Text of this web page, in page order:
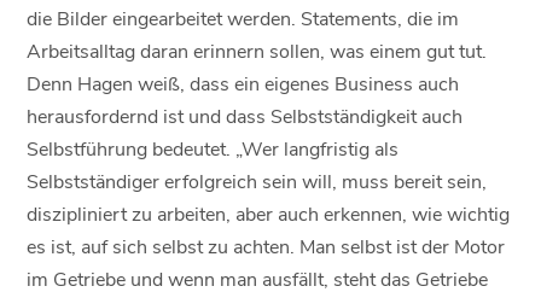
die Bilder eingearbeitet werden. Statements, die im
Arbeitsalltag daran erinnern sollen, was einem gut tut.
Denn Hagen weiß, dass ein eigenes Business auch
herausfordernd ist und dass Selbstständigkeit auch
Selbstführung bedeutet. „Wer langfristig als
Selbstständiger erfolgreich sein will, muss bereit sein,
diszipliniert zu arbeiten, aber auch erkennen, wie wichtig
es ist, auf sich selbst zu achten. Man selbst ist der Motor
im Getriebe und wenn man ausfällt, steht das Getriebe